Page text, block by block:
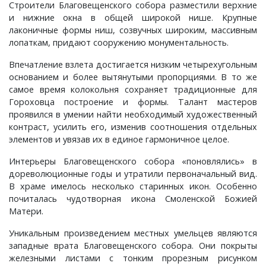
Строители Благовещенского собора разместили верхние
и нижние окна в общей широкой нише. Крупные
лаконичные формы ниш, созвучных широким, массивным
лопаткам, придают сооружению монументальность.
Впечатление взлета достигается низким четырехугольным
основанием и более вытянутыми пропорциями. В то же
самое время колокольня сохраняет традиционные для
Гороховца построение и формы. Талант мастеров
проявился в умении найти необходимый художественный
контраст, усилить его, изменив соотношения отдельных
элементов и увязав их в единое гармоничное целое.
Интерьеры Благовещенского собора «поновлялись» в
дореволюционные годы и утратили первоначальный вид.
В храме имелось несколько старинных икон. Особенно
почиталась чудотворная икона Смоленской Божией
Матери.
Уникальным произведением местных умельцев являются
западные врата Благовещенского собора. Они покрыты
железными листами с тонким прорезным рисунком
Ставрово, деревня
Станки, село
Степанцево, село
Ступицы, деревня
Табачиха, деревня
Тополевка, деревня
Троицкое-Татарово, село
Хотиловка, деревня
Ивашково, деревня
Ивишенье, деревня
Имени Артема, поселок
имени Горького, поселок
имени Карла Маркса, поселок
имени Красина, поселок
Имени М. В. Фрунзе, посёлок
Истомино, деревня
Овсянниково, деревня
Озерки, деревня
Осипово, село
Петровское, деревня
Плесец, село
Пустынка, деревня
Репники, деревня
Ручьи, деревня
Репино, село
Савково, деревня
Селино, деревня
Синжаны, село
Славцево, село
Толстиково, деревня
Тургенево, деревня
Усад, деревня
Хоробрицы, деревня
Чаадаево, село
Сушнево-1, поселок
Спасское, село
Ставрово, поселок
Ундол, село
Фетинино, село
Черкутино, село
Чижово, деревня
Юрино, деревня
Хохловка, деревня
Языково, село
Спасское, село
Суздаль, город
Суромна, село
Сущево, деревня
Улово, село
Филиппуши, деревня
Цибеево, село
Якиманское, село
Чураково, деревня
Шихобалово, село
Энтузиаст, село
Юрьев-Польский, город
Ярдениха, деревня